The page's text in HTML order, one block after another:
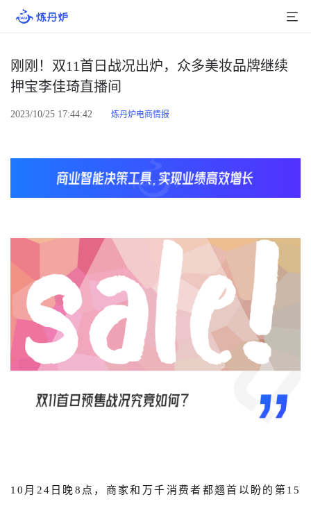
产品介绍
行业数据
品牌数据
组合洞察
概念洞察
数据中心
对比分析
金融市场解决方案
刚刚！双11首日战况出炉，众多美妆品牌继续
押宝李佳琦直播间
2023/10/25 17:44:42 炼丹炉电商情报
10月24日晚8点，商家和万千消费者都翘首以盼的第15